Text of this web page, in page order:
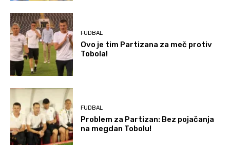
FUDBAL
Ovo je tim Partizana za meč protiv
Tobola!
FUDBAL
Problem za Partizan: Bez pojačanja
na megdan Tobolu!